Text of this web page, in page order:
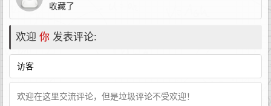
收藏了
欢迎 你 发表评论: